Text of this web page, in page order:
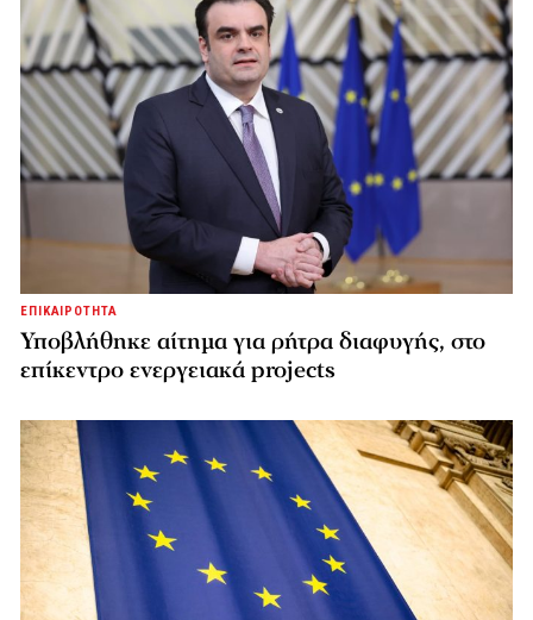
ΕΠΙΚΑΙΡΟΤΗΤΑ
Υποβλήθηκε αίτημα για ρήτρα διαφυγής, στο
επίκεντρο ενεργειακά projects